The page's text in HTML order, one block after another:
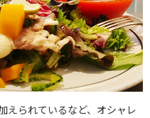
えられているなど、オシャレ